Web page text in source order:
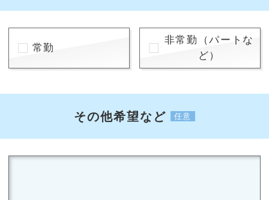
常勤
非常勤（パートな
ど）
その他希望など 任意